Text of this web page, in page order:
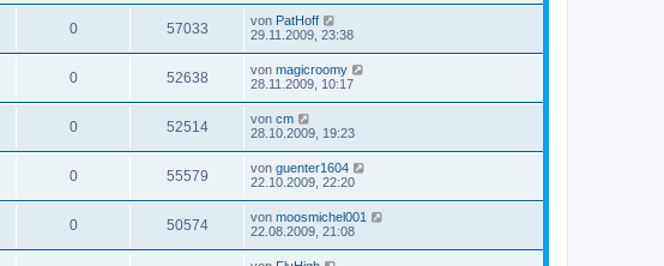
0 57033 von PatHoff
29.11.2009, 23:38
0 52638 von magicroomy
28.11.2009, 10:17
0 52514 von cm
28.10.2009, 19:23
0 55579 von guenter1604
22.10.2009, 22:20
0 50574 von moosmichel001
22.08.2009, 21:08